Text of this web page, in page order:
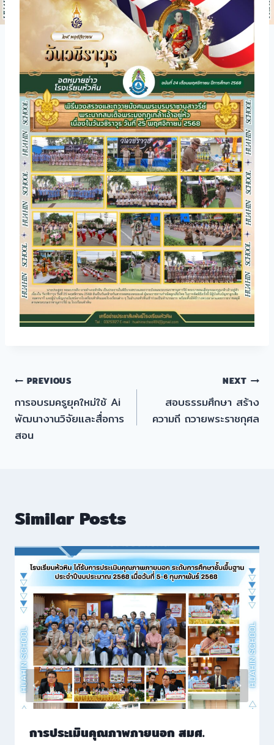
แนะแนว
เรื่อง
PREVIOUS
การอบรมครูยุคใหม่ใช้ Ai
พัฒนางานวิจัยและสื่อการ
สอน
NEXT
สอบธรรมศึกษา สร้าง
ความถี ถวายพระราชกุศล
Similar Posts
การประเมินคุณภาพภายนอก สมศ.